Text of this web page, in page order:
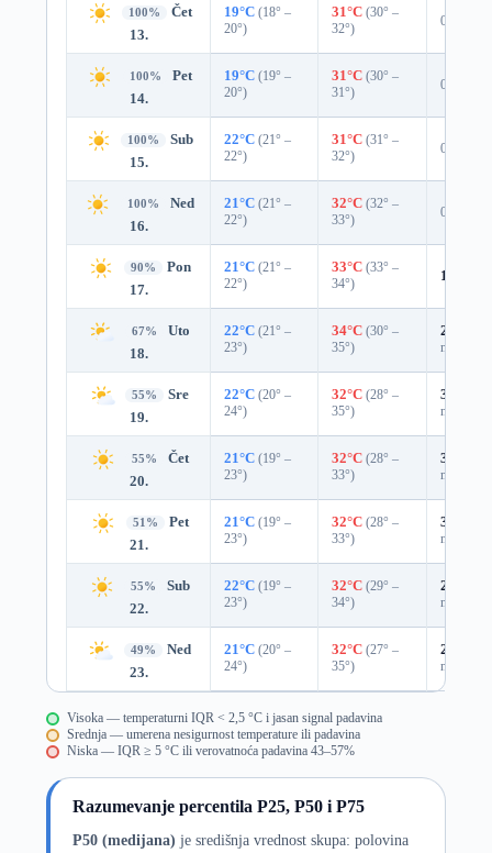
100%
Čet
13.
19°C (18° –
20°)
31°C (30° –
32°)
0%
100%
Pet
14.
19°C (19° –
20°)
31°C (30° –
31°)
0%
100%
Sub
15.
22°C (21° –
22°)
31°C (31° –
32°)
0%
100%
Ned
16.
21°C (21° –
22°)
32°C (32° –
33°)
0%
90%
Pon
17.
21°C (21° –
22°)
33°C (33° –
34°)
10%
67%
Uto
18.
22°C (21° –
23°)
34°C (30° –
35°)
29%
mm)
55%
Sre
19.
22°C (20° –
24°)
32°C (28° –
35°)
37%
mm)
55%
Čet
20.
21°C (19° –
23°)
32°C (28° –
33°)
35%
mm)
51%
Pet
21.
21°C (19° –
23°)
32°C (28° –
33°)
31%
mm)
55%
Sub
22.
22°C (19° –
23°)
32°C (29° –
34°)
25%
mm)
49%
Ned
23.
21°C (20° –
24°)
32°C (27° –
35°)
29%
mm)
Visoka — temperaturni IQR < 2,5 °C i jasan signal padavina
Srednja — umerena nesigurnost temperature ili padavina
Niska — IQR ≥ 5 °C ili verovatnoća padavina 43–57%
Razumevanje percentila P25, P50 i P75
P50 (medijana) je središnja vrednost skupa: polovina